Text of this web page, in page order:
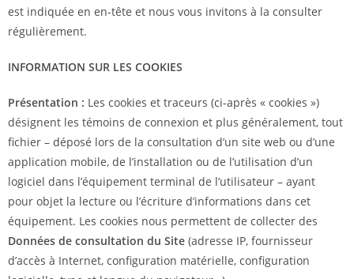
est indiquée en en-tête et nous vous invitons à la consulter
régulièrement.
INFORMATION SUR LES COOKIES
Présentation : Les cookies et traceurs (ci-après « cookies »)
désignent les témoins de connexion et plus généralement, tout
fichier – déposé lors de la consultation d’un site web ou d’une
application mobile, de l’installation ou de l’utilisation d’un
logiciel dans l’équipement terminal de l’utilisateur – ayant
pour objet la lecture ou l’écriture d’informations dans cet
équipement. Les cookies nous permettent de collecter des
Données de consultation du Site (adresse IP, fournisseur
d’accès à Internet, configuration matérielle, configuration